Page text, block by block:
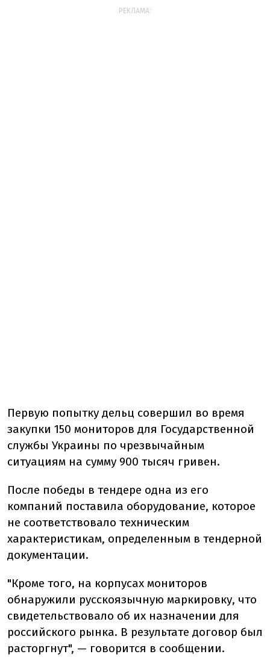
РЕКЛАМА:
Первую попытку дельц совершил во время
закупки 150 мониторов для Государственной
службы Украины по чрезвычайным
ситуациям на сумму 900 тысяч гривен.
После победы в тендере одна из его
компаний поставила оборудование, которое
не соответствовало техническим
характеристикам, определенным в тендерной
документации.
"Кроме того, на корпусах мониторов
обнаружили русскоязычную маркировку, что
свидетельствовало об их назначении для
российского рынка. В результате договор был
расторгнут", — говорится в сообщении.